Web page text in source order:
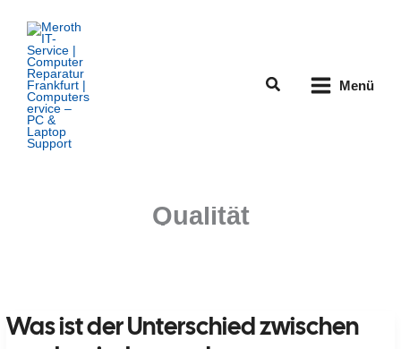
Inhalt
springen
Suchen Menü
Qualität
Was ist der Unterschied zwischen